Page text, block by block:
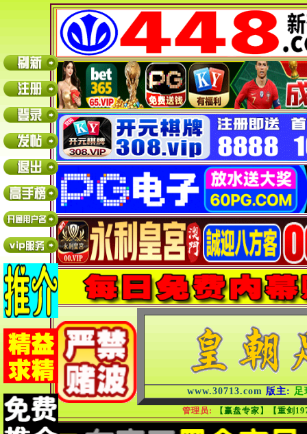
www.30713.com 版主:
管理员: 【赢盘专家】【重剑